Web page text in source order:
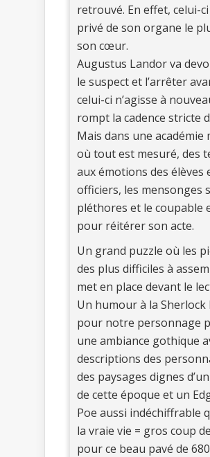
retrouvé. En effet, celui-
privé de son organe le
son cœur.
Augustus Landor va
le suspect et l’arrêter
celui-ci n’agisse à
rompt la cadence stricte
Mais dans une académie
où tout est mesuré, des
aux émotions des élèves
officiers, les mensonges
pléthores et le coupable
pour réitérer son acte.
Un grand puzzle où les
des plus difficiles à
met en place devant le
Un humour à la Sherlock
pour notre personnage
une ambiance gothique
descriptions des
des paysages dignes
de cette époque et un
Poe aussi indéchiffrable
la vraie vie = gros coup
pour ce beau pavé de